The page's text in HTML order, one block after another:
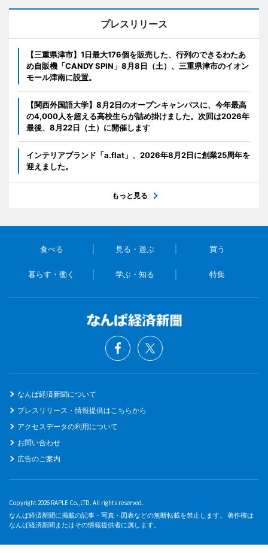
プレスリリース
【三重県津市】1日最大176個を販売した、行列のできるわたあ
め自販機「CANDY SPIN」8月8日（土）、三重県津市のイオン
モール津南に設置。
【関西外国語大学】8月2日のオープンキャンパスに、今年最高
の4,000人を超える高校生らが詰め掛けました。次回は2026年
最後、8月22日（土）に開催します
インテリアブランド「a.flat」、2026年8月2日に創業25周年を
迎えました。
もっと見る
食べる 見る・遊ぶ 買う
暮らす・働く 学ぶ・知る 特集
なんば経済新聞について
プレスリリース・情報提供はこちらから
アクセスデータの利用について
お問い合わせ
広告のご案内
Copyright 2026 RAPLE Co.,LTD. All rights reserved.
なんば経済新聞に掲載の記事・写真・図表などの無断転載を禁止します。 著作権は
なんば経済新聞またはその情報提供者に属します。